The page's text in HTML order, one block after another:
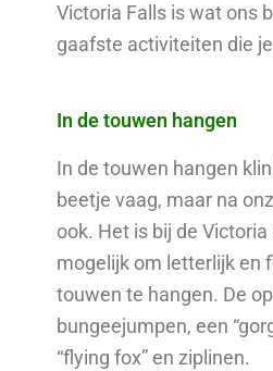
Victoria Falls is wat ons
gaafste activiteiten die
In de touwen hangen
In de touwen hangen
beetje vaag, maar na
ook. Het is bij de
mogelijk om letterlijk en
touwen te hangen. De
bungeejumpen, een
“flying fox” en ziplinen.